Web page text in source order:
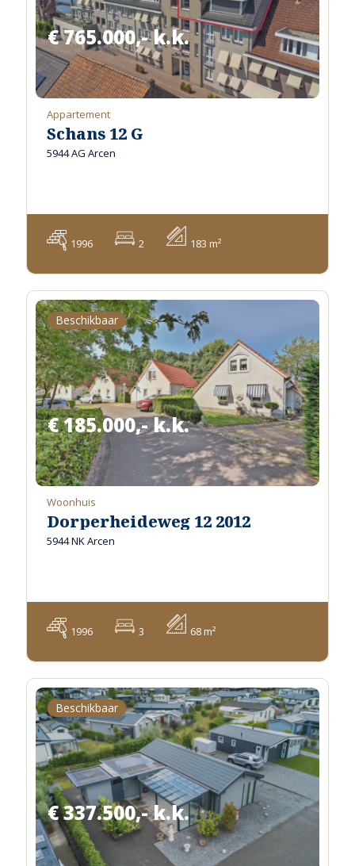
€ 765.000,- k.k.
Appartement
Schans 12 G
5944 AG Arcen
1996 2 183 m²
Beschikbaar
€ 185.000,- k.k.
Woonhuis
Dorperheideweg 12 2012
5944 NK Arcen
1996 3 68 m²
Beschikbaar
€ 337.500,- k.k.